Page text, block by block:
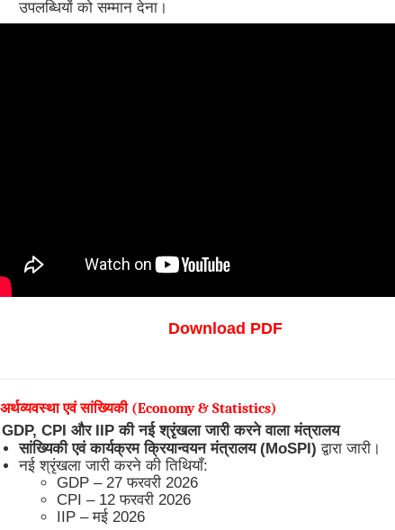
उपलब्धियों को सम्मान देना।
Download PDF
एवं सांख्यिकी (Economy & Statistics)
GDP, CPI और IIP की नई श्रृंखला जारी करने वाला मंत्रालय
सांख्यिकी एवं कार्यक्रम क्रियान्वयन मंत्रालय (MoSPI) द्वारा जारी।
नई श्रृंखला जारी करने की तिथियाँ:
GDP – 27 फरवरी 2026
CPI – 12 फरवरी 2026
IIP – मई 2026